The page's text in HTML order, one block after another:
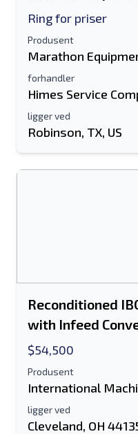
Mobil
Ring for priser
Produsent
Marathon
forhandler
Himes Service
ligger ved
Robinson, TX, US
Reconditioned
with Infeed
$54,500
Produsent
International
ligger ved
Cleveland, OH
Send til en
Tekstoppføring til
Ditt fulle navn